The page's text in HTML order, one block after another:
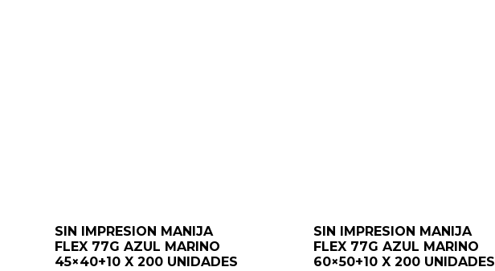
SIN IMPRESION MANIJA
FLEX 77G AZUL MARINO
45×40+10 X 200 UNIDADES
SIN IMPRESION MANIJA
FLEX 77G AZUL MARINO
60×50+10 X 200 UNIDADES